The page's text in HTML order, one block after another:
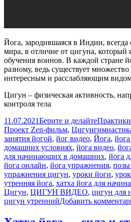
Йога, зародившаяся в Индии, всегда
мира, в отличие от цигуна, который
обучения воинов. В каждой стране
разному, ведь существует
интересным и расслабляющим видом
Цигун – физическая активность,
контроля тела
Опубликовано
11.07.2021Автор
Берите и делайтеРубрики
Проект Zen-фильм, ЦигунМетки
занятия йогой, йог видео, Йога,
домашних условиях, йога видео,
для начинающих в домашних, йога
йога онлайн, йога упражнения,
упражнения цигун, уроки йоги,
утренняя йога, хатха йога для
Цигун, ЦИГУН ВИДЕО, цигун для
цигун утреннийДобавить